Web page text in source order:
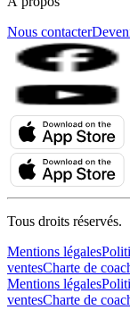
Nous contacter
Tous droits réservés.
Mentions légales
ventesCharte de
Mentions légales
ventesCharte de